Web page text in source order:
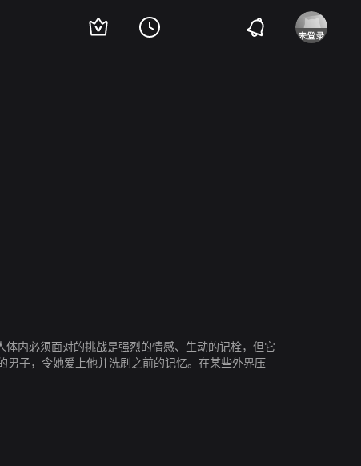
内必须面对的挑战是强烈的情感、生动的记栓，但它
男子，令她爱上他并洗刷之前的记忆。在某些外界压